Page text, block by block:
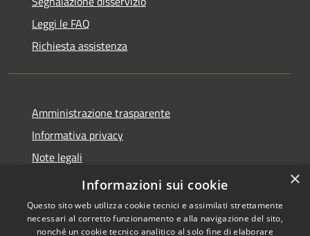
Leggi le FAQ
Richiesta assistenza
Amministrazione trasparente
Informativa privacy
Note legali
Dichiarazione di accessibilità
×
Informazioni sui cookie
Questo sito web utilizza cookie tecnici e assimilati strettamente
necessari al corretto funzionamento e alla navigazione del sito,
nonché un cookie tecnico analitico al solo fine di elaborare